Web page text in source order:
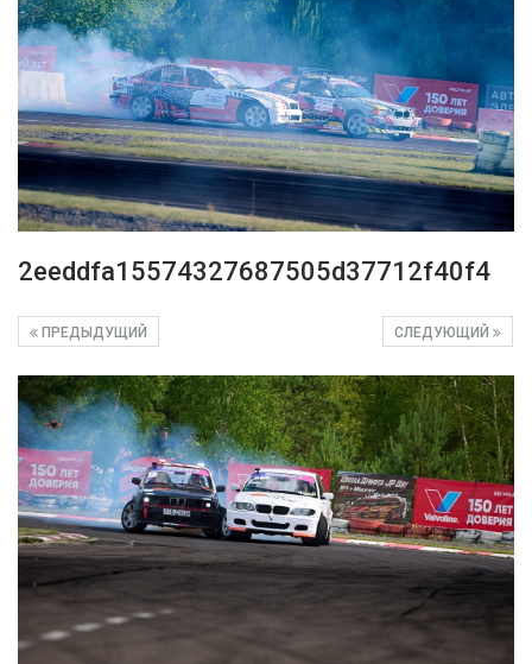
2eeddfa15574327687505d37712f40f4
СЛЕДУЮЩИЙ
ПРЕДЫДУЩИЙ